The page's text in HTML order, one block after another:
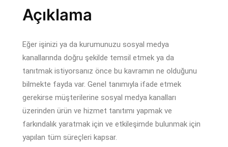
Y
ö
e
t
i
m
i
a
d
e
Açıklama
Eğer işinizi ya da kurumunuzu sosyal medya
kanallarında doğru şekilde temsil etmek ya da
tanıtmak istiyorsanız önce bu kavramın ne olduğunu
bilmekte fayda var. Genel tanımıyla ifade etmek
gerekirse müşterilerine sosyal medya kanalları
üzerinden ürün ve hizmet tanıtımı yapmak ve
farkındalık yaratmak için ve etkileşimde bulunmak için
yapılan tüm süreçleri kapsar.